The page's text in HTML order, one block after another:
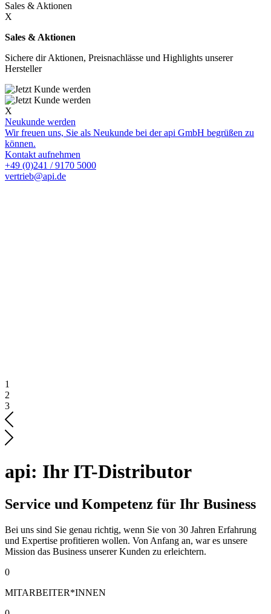
Sales & Aktionen
X
Sales & Aktionen
Sichere dir Aktionen, Preisnachlässe und Highlights unserer
Hersteller
X
Neukunde werden
Wir freuen uns, Sie als Neukunde bei der api GmbH begrüßen zu
können.
Kontakt aufnehmen
+49 (0)241 / 9170 5000
vertrieb@api.de
1
2
3
api: Ihr IT-Distributor
Service und Kompetenz für Ihr Business
Bei uns sind Sie genau richtig, wenn Sie von 30 Jahren Erfahrung
und Expertise profitieren wollen. Von Anfang an, war es unsere
Mission das Business unserer Kunden zu erleichtern.
0
MITARBEITER*INNEN